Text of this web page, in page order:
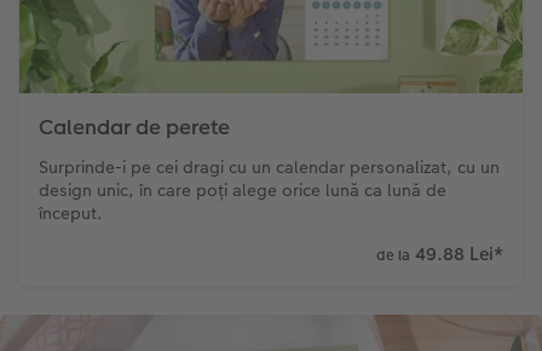
Calendar de perete
Surprinde-i pe cei dragi cu un calendar personalizat, cu un
design unic, în care poți alege orice lună ca lună de
început.
de la 49.88 Lei*